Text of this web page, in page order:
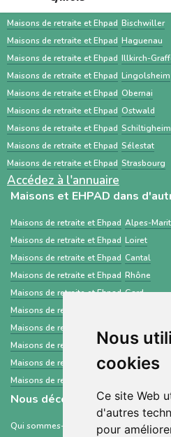
Nous
cookies
Ce site Web
d'autres
pour
permet souvent un
meilleur
complémentaires. À
est un service public
principalement aux
centré sur les demandes
établissements médico-
standardisé.
Maisons de retraite et Ehpad
Maisons de retraite et Ehpad Bischwiller
Maisons de retraite et Ehpad Haguenau
Maisons de retraite et Ehpad Illkirch-
Maisons de retraite et Ehpad Lingolsheim
Maisons de retraite et Ehpad Obernai
Maisons de retraite et Ehpad Ostwald
Maisons de retraite et Ehpad Schiltigheim
Maisons de retraite et Ehpad Sélestat
Maisons de retraite et Ehpad Strasbourg
Accédez à l'annuaire
Maisons et EHPAD dans
Maisons de retraite et Ehpad Alpes-
Maisons de retraite et Ehpad Loiret
Maisons de retraite et Ehpad Cantal
Maisons de retraite et Ehpad Rhône
Maisons de retraite et Ehpad Gard
Maisons de retraite et Ehpad
Maisons de retraite et Ehpad
Maisons de retraite et Ehpad Seine-
Maisons de retraite et Ehpad Val-de-
Maisons de retraite et Ehpad
Nous découvrir
Qui sommes-nous ?